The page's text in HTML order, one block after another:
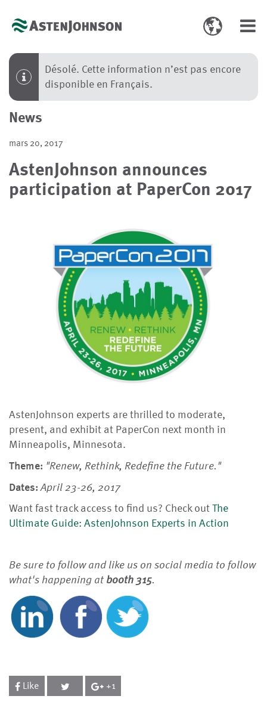
Toggle
language
select
Désolé. Cette information n’est pas encore
disponible en Français.
News
mars 20, 2017
AstenJohnson announces
participation at PaperCon 2017
AstenJohnson experts are thrilled to moderate,
present, and exhibit at PaperCon next month in
Minneapolis, Minnesota.
Theme: "Renew, Rethink, Redefine the Future."
Dates: April 23-26, 2017
Want fast track access to find us? Check outThe
Ultimate Guide: AstenJohnson Experts in Action
Be sure to follow and like us on social media to follow
what's happening at booth 315.
Like +1